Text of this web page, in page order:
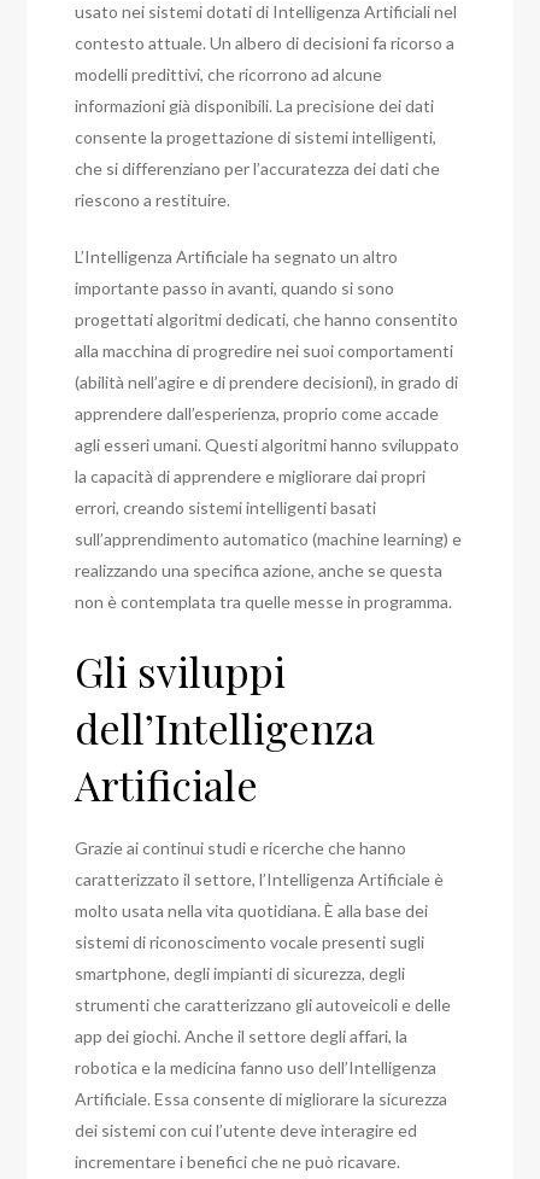
usato nei sistemi dotati di Intelligenza Artificiali nel
contesto attuale. Un albero di decisioni fa ricorso a
modelli predittivi, che ricorrono ad alcune
informazioni già disponibili. La precisione dei dati
consente la progettazione di sistemi intelligenti,
che si differenziano per l’accuratezza dei dati che
riescono a restituire.
L’Intelligenza Artificiale ha segnato un altro
importante passo in avanti, quando si sono
progettati algoritmi dedicati, che hanno consentito
alla macchina di progredire nei suoi comportamenti
(abilità nell’agire e di prendere decisioni), in grado di
apprendere dall’esperienza, proprio come accade
agli esseri umani. Questi algoritmi hanno sviluppato
la capacità di apprendere e migliorare dai propri
errori, creando sistemi intelligenti basati
sull’apprendimento automatico (machine learning) e
realizzando una specifica azione, anche se questa
non è contemplata tra quelle messe in programma.
Gli sviluppi
dell’Intelligenza
Artificiale
Grazie ai continui studi e ricerche che hanno
caratterizzato il settore, l’Intelligenza Artificiale è
molto usata nella vita quotidiana. È alla base dei
sistemi di riconoscimento vocale presenti sugli
smartphone, degli impianti di sicurezza, degli
strumenti che caratterizzano gli autoveicoli e delle
app dei giochi. Anche il settore degli affari, la
robotica e la medicina fanno uso dell’Intelligenza
Artificiale. Essa consente di migliorare la sicurezza
dei sistemi con cui l’utente deve interagire ed
incrementare i benefici che ne può ricavare.